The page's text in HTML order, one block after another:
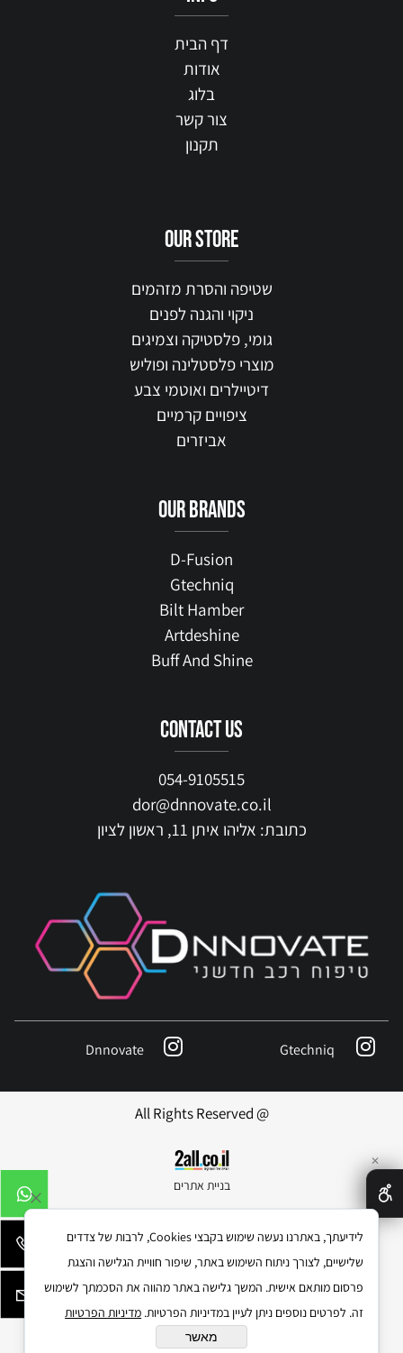
דף הבית
אודות
בלוג
צור קשר
תקנון
our STORE
שטיפה והסרת מזהמים
ניקוי והגנה לפנים
גומי, פלסטיקה וצמיגים
מוצרי פלסטלינה ופוליש
דיטיילרים ואוטמי צבע
ציפויים קרמיים
אביזרים
our brands
D-Fusion
Gtechniq
Bilt Hamber
Artdeshine
Buff And Shine
contact us
054-9105515
dor@dnnovate.co.il
כתובת: אליהו איתן 11, ראשון לציון
Gtechniq
Dnnovate
@ All Rights Reserved
בניית אתרים
✕
לידיעתך, באתרנו נעשה שימוש בקבצי Cookies, לרבות של צדדים
שלישיים, לצורך ניתוח השימוש באתר, שיפור חוויית הגלישה והצגת
פרסום מותאם אישית. המשך גלישה באתר מהווה את הסכמתך לשימוש
זה. לפרטים נוספים ניתן לעיין במדיניות הפרטיות. מדיניות הפרטיות
מאשר